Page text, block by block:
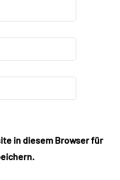
in diesem Browser für